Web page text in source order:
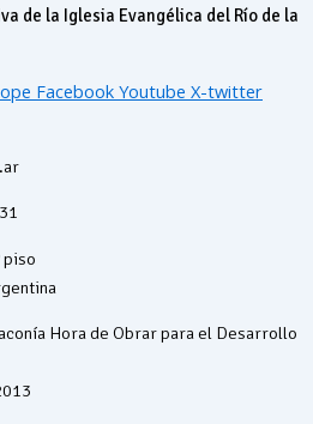
de la Iglesia Evangélica del Río de la
Facebook Youtube X-twitter
piso
Hora de Obrar para el Desarrollo